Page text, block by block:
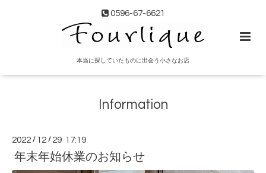
0596-67-6621
本当に探していたものに出会う小さなお店
Information
2022 / 12 / 29 17:19
年末年始休業のお知らせ